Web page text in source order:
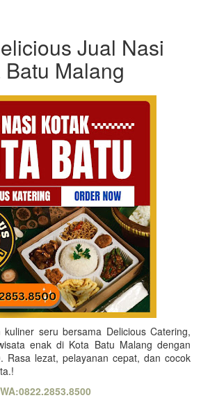
Jual Nasi
Malang
kuliner seru bersama Delicious Catering,
enak di Kota Batu Malang dengan
Rasa lezat, pelayanan cepat, dan cocok
WA:0822.2853.8500